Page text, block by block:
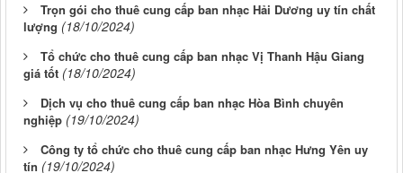
Trọn gói cho thuê cung cấp ban nhạc Hải Dương uy tín chất
lượng (18/10/2024)
Tổ chức cho thuê cung cấp ban nhạc Vị Thanh Hậu Giang
giá tốt (18/10/2024)
Dịch vụ cho thuê cung cấp ban nhạc Hòa Bình chuyên
nghiệp (19/10/2024)
Công ty tổ chức cho thuê cung cấp ban nhạc Hưng Yên uy
tín (19/10/2024)